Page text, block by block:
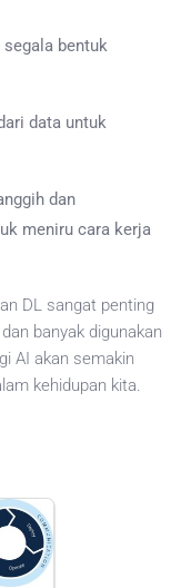
bentuk
data untuk
dan
meniru cara kerja
DL sangat penting
banyak digunakan
AI akan semakin
kehidupan kita.